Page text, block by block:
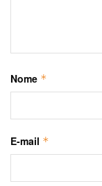
Nome *
E-mail *